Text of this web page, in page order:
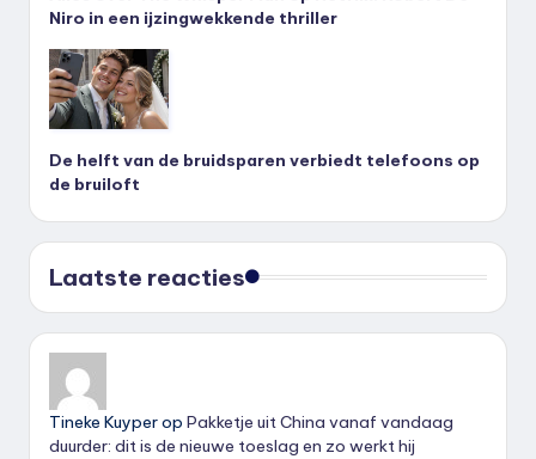
Niro in een ijzingwekkende thriller
De helft van de bruidsparen verbiedt telefoons op
de bruiloft
Laatste reacties
Tineke Kuyperop Pakketje uit China vanaf vandaag
duurder: dit is de nieuwe toeslag en zo werkt hij